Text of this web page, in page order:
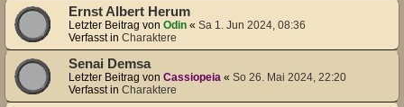
Ernst Albert Herum
Letzter Beitrag von Odin « Sa 1. Jun 2024, 08:36
Verfasst in Charaktere
Senai Demsa
Letzter Beitrag von Cassiopeia « So 26. Mai 2024, 22:20
Verfasst in Charaktere